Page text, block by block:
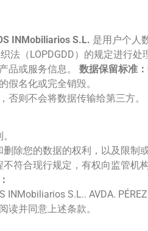
INMobiliarios S.L. 是用户个人
法（LOPDGDD）的规定进行
品或服务信息。 数据保留标准：
假名化或完全销毁。
否则不会将数据传输给第三方。
除您的数据的权利，以及限制
符合现行规定，有权向监管机
INMobiliarios S.L.. AVDA.
读并同意上述条款。